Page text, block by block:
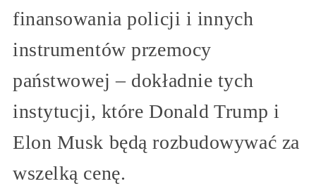
finansowania policji i innych
instrumentów przemocy
państwowej – dokładnie tych
instytucji, które Donald Trump i
Elon Musk będą rozbudowywać za
wszelką cenę.